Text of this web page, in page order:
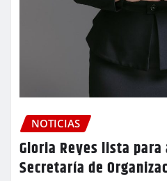
NOTICIAS
Gloria Reyes lista
Secretaría de